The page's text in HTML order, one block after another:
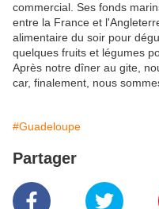
commercial. Ses fonds
entre la France et
alimentaire du soir pour
quelques fruits et légumes
Après notre dîner au gite,
car, finalement, nous
#Guadeloupe
Partager